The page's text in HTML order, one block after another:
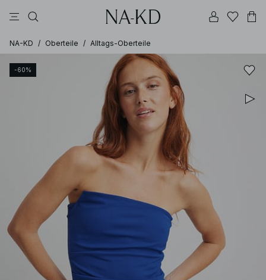
NA-KD / Oberteile / Alltags-Oberteile
-60%